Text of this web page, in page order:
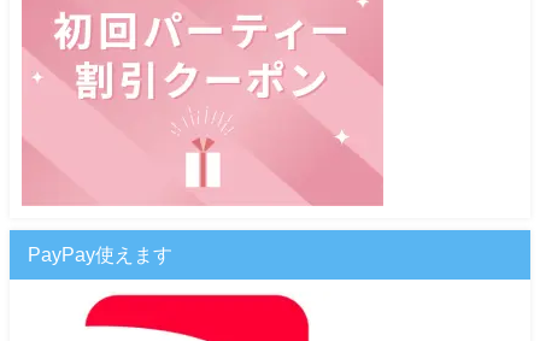
PayPay使えます